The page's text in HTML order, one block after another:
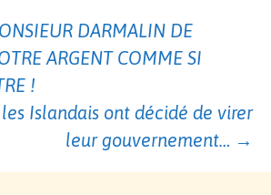
DARMALIN DE
ARGENT COMME SI
!
Islandais ont décidé de virer
leur gouvernement… →